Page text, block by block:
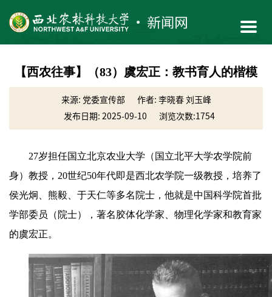
【西农往事】（83）虞宏正：教书育人的楷模
来源: 党委宣传部
作者: 李晓春 刘玉峰
发布日期: 2025-09-10
浏览次数:1754
27岁担任国立北京农业大学（国立北平大学农学院前
身）教授，20世纪50年代即是西北农学院一级教授，培养了
侯光炯、熊毅、于天仁等多名院士，他就是中国科学院首批
学部委员（院士），著名胶体化学家、物理化学家和教育家
的虞宏正。